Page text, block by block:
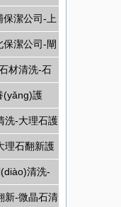
保潔公司-上
保潔公司-閘
材清洗-石
(yǎng)護
洗-大理石護
理石翻新護
(diào)清洗-
(yǎng)-專
新-微晶石清